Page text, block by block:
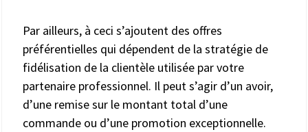
Par ailleurs, à ceci s’ajoutent des offres
préférentielles qui dépendent de la stratégie de
fidélisation de la clientèle utilisée par votre
partenaire professionnel. Il peut s’agir d’un avoir,
d’une remise sur le montant total d’une
commande ou d’une promotion exceptionnelle.